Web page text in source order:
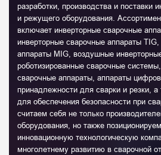
разработки, производства и поставки
и режущего оборудования.
включает инверторные сварочные
инверторные сварочные аппараты
аппараты MIG, воздушные
роботизированные сварочные
сварочные аппараты, аппараты
принадлежности для сварки и резки, а
для обеспечения безопасности при
считаем себя не только
оборудования, но также
инновационную технологическую
многолетнему развитию в сварочной